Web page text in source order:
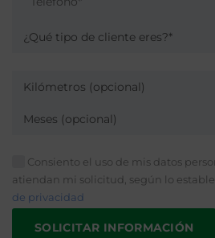
¿Qué tipo de cliente eres?*
Kilómetros (opcional)
Meses (opcional)
Consiento el uso de mis datos
atiendan mi solicitud, según lo
de privacidad